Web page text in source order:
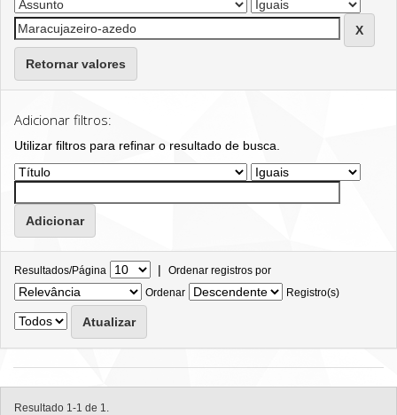
Retornar valores
Adicionar filtros:
Utilizar filtros para refinar o resultado de busca.
Resultados/Página | Ordenar registros por
Ordenar
Registro(s)
Resultado 1-1 de 1.